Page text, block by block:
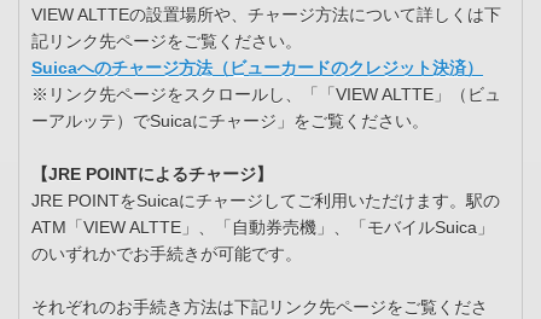
VIEW ALTTEの設置場所や、チャージ方法について詳しくは下
記リンク先ページをご覧ください。
Suicaへのチャージ方法（ビューカードのクレジット決済）
※リンク先ページをスクロールし、「「VIEW ALTTE」（ビュ
ーアルッテ）でSuicaにチャージ」をご覧ください。
【JRE POINTによるチャージ】
JRE POINTをSuicaにチャージしてご利用いただけます。駅の
ATM「VIEW ALTTE」、「自動券売機」、「モバイルSuica」
のいずれかでお手続きが可能です。
それぞれのお手続き方法は下記リンク先ページをご覧くださ